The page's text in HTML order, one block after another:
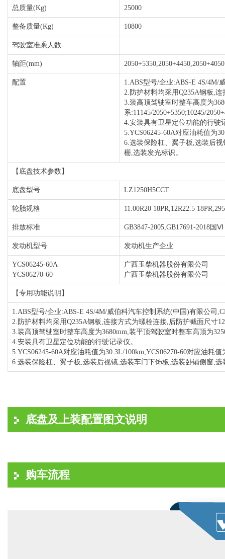
总质量(Kg) 25000
整备质量(Kg) 10800
驾驶室准乘人数
轴距(mm) 2050+5350,2050+4450,2050+4050
配置
1.ABS型号/企业:ABS-E 4S/4M/
2.防护材料均采用Q235A钢板,
3.装高顶驾驶室时整车高度为
系:11145/2050+5350;10245/
4.安装具有卫星定位功能的行驶
5.YCS06245-60A对应油耗值为
6.选装保险杠、翼子板,选装后
栅,选装发光标识。
【底盘技术参数】
底盘型号 LZ1250H5CCT
轮胎规格 11.00R20 18PR,12R22.5
排放标准 GB3847-2005,GB17691-2018国Ⅵ
发动机型号 发动机生产企业
YCS06245-60A
YCS06270-60
广西玉柴机器股份有限公司
广西玉柴机器股份有限公司
【专用功能说明】
1.ABS型号/企业:ABS-E 4S/4M/威伯科汽车控制系统(中国)有限公司
2.防护材料均采用Q235A钢板,连接方式为螺栓连接,后防护截面尺寸
3.装高顶驾驶室时整车高度为3680mm,装平顶驾驶室时整车高顶为
4.安装具有卫星定位功能的行驶记录仪。
5.YCS06245-60A对应油耗值为30.3L/100km,YCS06270-60对应油耗值
6.选装保险杠、翼子板,选装后视镜,选装车门下饰板,选装卧铺侧窗,
底盘及上装配置图文说明
购车流程